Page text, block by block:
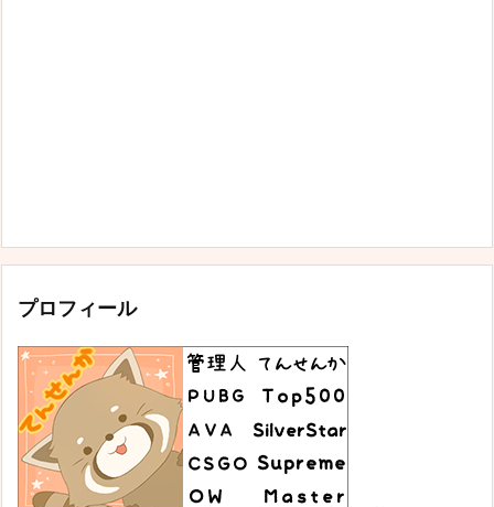
プロフィール